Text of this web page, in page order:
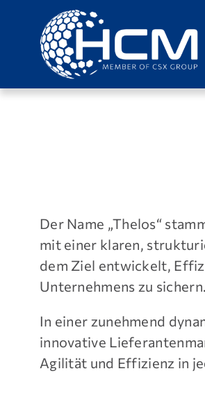
springen
Der Name „Thelos“
mit einer klaren,
dem Ziel entwickelt,
Unternehmens zu sichern.
In einer zunehmend
innovative
Agilität und Effizienz in